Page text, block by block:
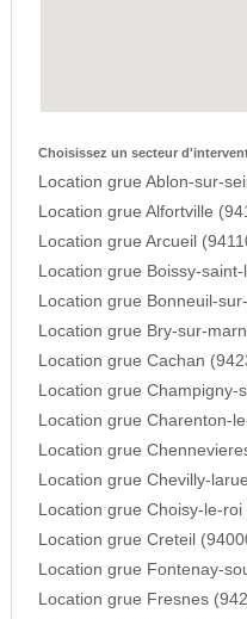
Choisissez un secteur
Location grue Ablon-sur-
Location grue Alfortville
Location grue Arcueil
Location grue Boissy-
Location grue Bonneuil-
Location grue Bry-sur-
Location grue Cachan
Location grue Champigny-
Location grue Charenton-
Location grue
Location grue Chevilly-
Location grue Choisy-le-roi
Location grue Creteil
Location grue Fontenay-
Location grue Fresnes